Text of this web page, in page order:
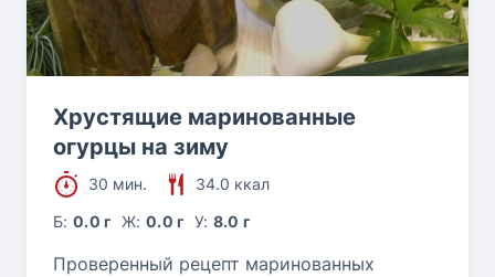
Хрустящие маринованные
огурцы на зиму
30 мин.
34.0 ккал
Б:0.0 г Ж: 0.0 г У: 8.0 г
Проверенный рецепт маринованных